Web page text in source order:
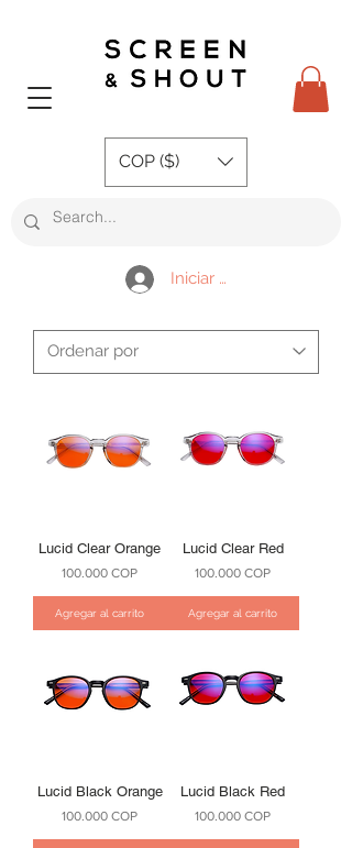
Iniciar sesión
COP ($)
Lucid Clear Orange
Precio
100.000 COP
Agregar al carrito
Lucid Clear Red
Precio
100.000 COP
Agregar al carrito
Lucid Black Orange
Precio
100.000 COP
Lucid Black Red
Precio
100.000 COP